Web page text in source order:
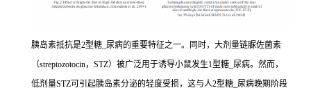
胰岛素抵抗是2型糖_尿病的重要特征之一。同时，大剂量链脲佐菌素
（streptozotocin，STZ）被广泛用于诱导小鼠发生1型糖_尿病。然而，
低剂量STZ可引起胰岛素分泌的轻度受损，这与人2型糖_尿病晚期阶段